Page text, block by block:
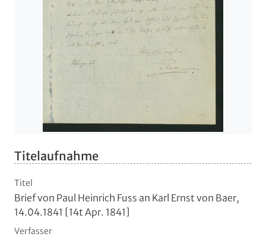
Titelaufnahme
Titel
Brief von Paul Heinrich Fuss an Karl Ernst von Baer,
14.04.1841 [14t Apr. 1841]
Verfasser